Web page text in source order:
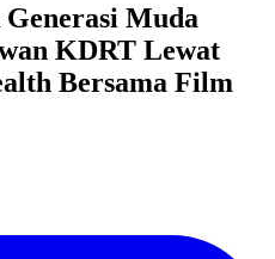
Muda
KDRT Lewat
Bersama Film